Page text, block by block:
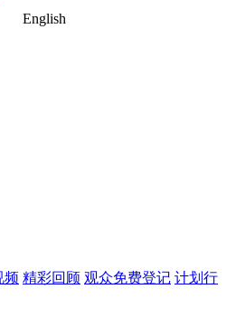
English
频 精彩回顾 观众免费登记 计划行